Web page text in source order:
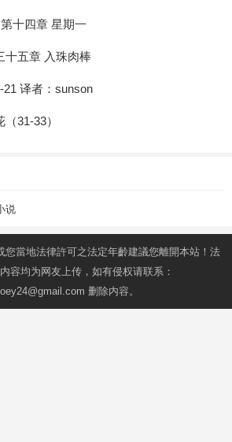
第十四章 星期一
十五章 入珠肉棒
21 译者：sunson
31-33）
说
您當地法律許可之法定年齡建議您離開本站！法
容均为网友上传，如有侵权请联系：
删除内容。